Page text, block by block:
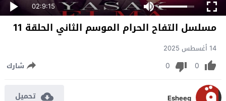
02:9:15
مسلسل التفاح الحرام الموسم الثاني الحلقة 11
14 أغسطس 2025
0
0 شارك
Esheeq تحميل